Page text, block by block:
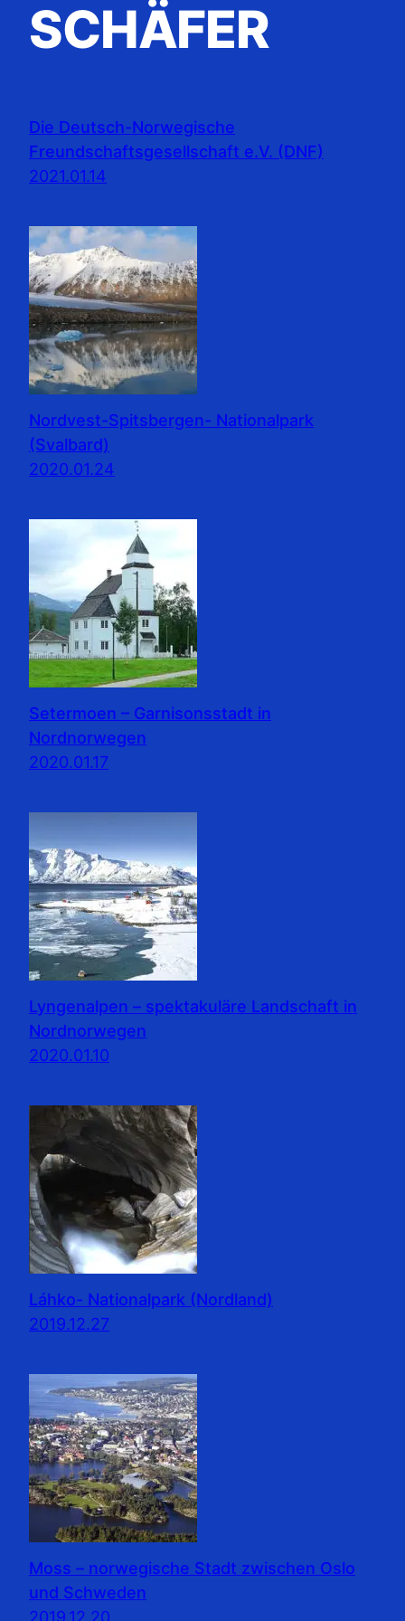
SCHÄFER
Die Deutsch-Norwegische
Freundschaftsgesellschaft e.V. (DNF)
2021.01.14
Nordvest-Spitsbergen- Nationalpark
(Svalbard)
2020.01.24
Setermoen – Garnisonsstadt in
Nordnorwegen
2020.01.17
Lyngenalpen – spektakuläre Landschaft in
Nordnorwegen
2020.01.10
Láhko- Nationalpark (Nordland)
2019.12.27
Moss – norwegische Stadt zwischen Oslo
und Schweden